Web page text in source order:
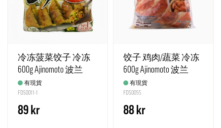
冷冻菠菜饺子 冷冻
600g Ajinomoto 波兰
有現貨
FDS0011-1
89 kr
饺子 鸡肉/蔬菜 冷冻
600g Ajinomoto 波兰
有現貨
FDS0055
88 kr